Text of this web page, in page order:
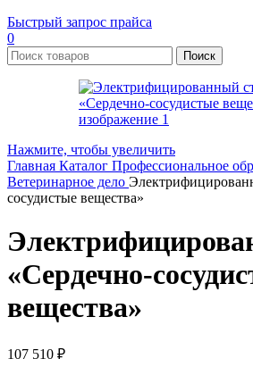
Быстрый запрос прайса
0
Поиск
Нажмите, чтобы увеличить
Главная Каталог Профессиональное
Ветеринарное дело
сосудистые вещества»
«Сердечно-
вещества»
107 510 ₽